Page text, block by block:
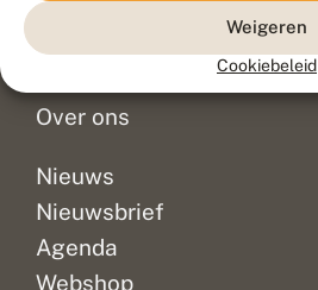
Weigeren
Cookiebeleid
Doneer
Over ons
Nieuws
Nieuwsbrief
Agenda
Webshop